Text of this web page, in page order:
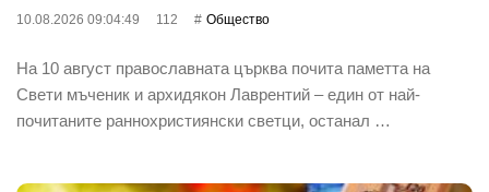
10.08.2026 09:04:49 112 Общество
На 10 август православната църква почита паметта на
Свети мъченик и архидякон Лаврентий – един от най-
почитаните раннохристиянски светци, останал …